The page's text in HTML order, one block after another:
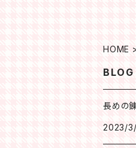
HOME
BLOG
長めの
2023/